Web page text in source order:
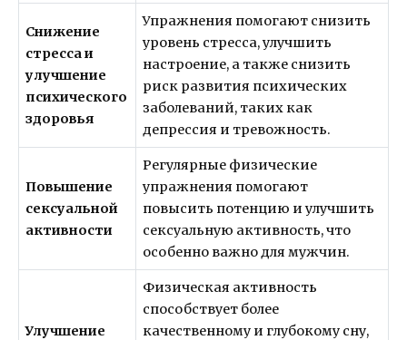
Снижение
стресса и
улучшение
психического
здоровья
Упражнения помогают снизить
уровень стресса, улучшить
настроение, а также снизить
риск развития психических
заболеваний, таких как
депрессия и тревожность.
Повышение
сексуальной
активности
Регулярные физические
упражнения помогают
повысить потенцию и улучшить
сексуальную активность, что
особенно важно для мужчин.
Улучшение
Физическая активность
способствует более
качественному и глубокому сну,